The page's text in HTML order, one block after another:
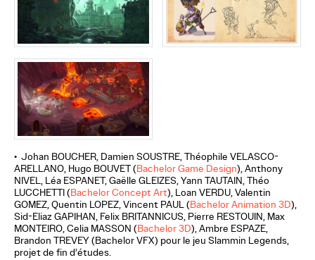
• Johan BOUCHER, Damien SOUSTRE, Théophile VELASCO-
ARELLANO, Hugo BOUVET (Bachelor Game Design), Anthony
NIVEL, Léa ESPANET, Gaëlle GLEIZES, Yann TAUTAIN, Théo
LUCCHETTI (Bachelor Concept Art), Loan VERDU, Valentin
GOMEZ, Quentin LOPEZ, Vincent PAUL (Bachelor Animation 3D),
Sid-Eliaz GAPIHAN, Felix BRITANNICUS, Pierre RESTOUIN, Max
MONTEIRO, Celia MASSON (Bachelor 3D), Ambre ESPAZE,
Brandon TREVEY (Bachelor VFX) pour le jeu Slammin Legends,
projet de fin d’études.